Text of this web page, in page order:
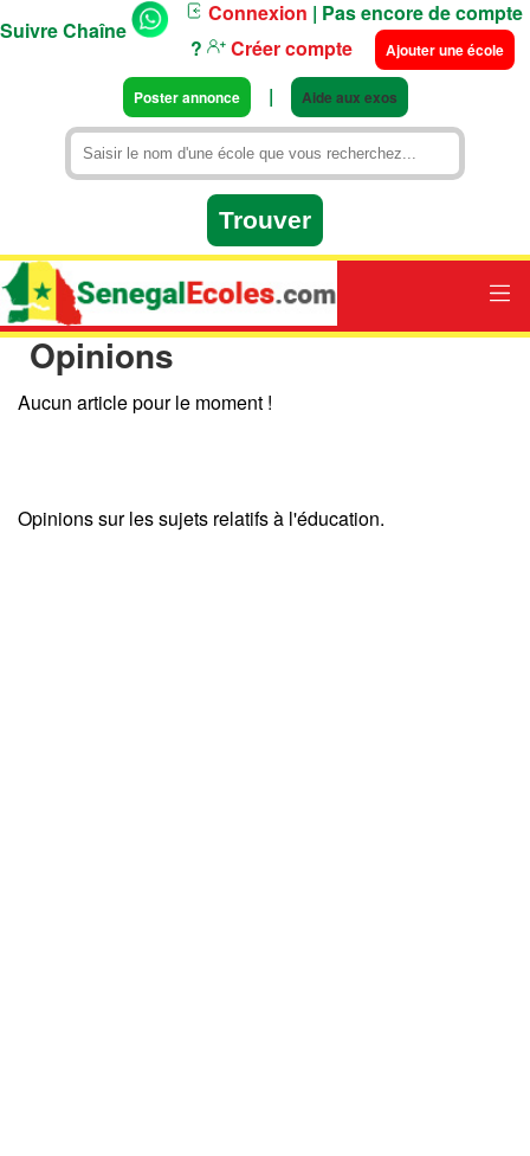
Suivre Chaîne
Connexion | Pas encore de compte
?
Créer compte Ajouter une école
Poster annonce | Aide aux exos
Opinions
Aucun article pour le moment !
Opinions sur les sujets relatifs à l'éducation.